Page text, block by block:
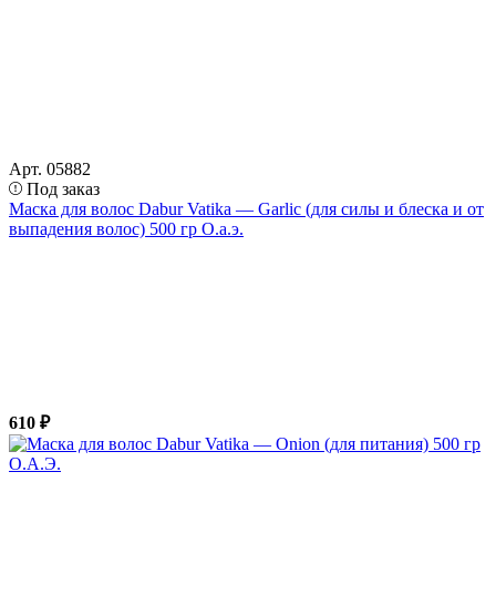
Арт. 05882
Под заказ
Маска для волос Dabur Vatika — Garlic (для силы и блеска и от
выпадения волос) 500 гр О.а.э.
610 ₽